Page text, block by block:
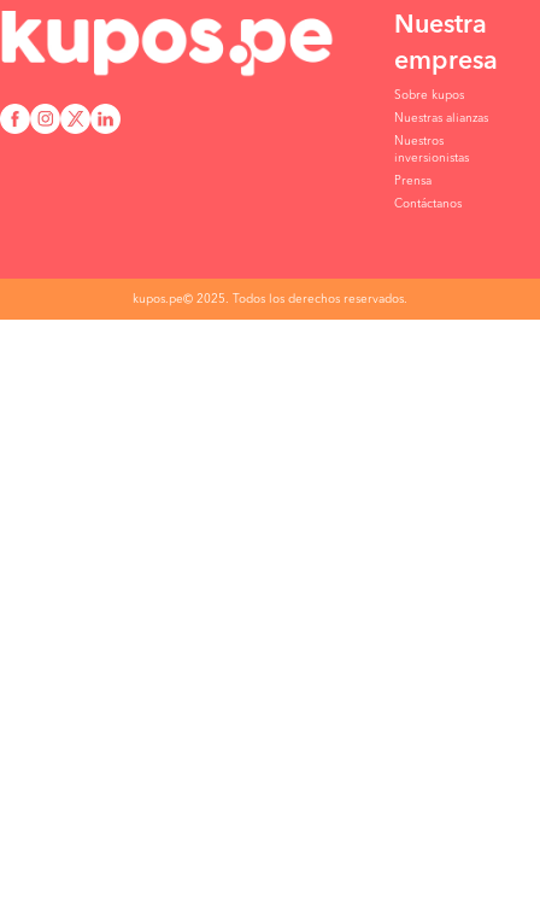
Nuestra
empresa
Sobre kupos
Nuestras alianzas
Nuestros
inversionistas
Prensa
Contáctanos
kupos.pe© 2025. Todos los derechos reservados.